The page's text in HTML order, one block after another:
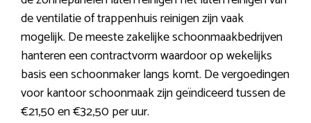
de ventilatie of trappenhuis reinigen zijn vaak
mogelijk. De meeste zakelijke schoonmaakbedrijven
hanteren een contractvorm waardoor op wekelijks
basis een schoonmaker langs komt. De vergoedingen
voor kantoor schoonmaak zijn geïndiceerd tussen de
€21,50 en €32,50 per uur.